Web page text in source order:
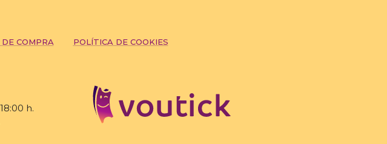
COMPRA POLÍTICA DE COOKIES
h.